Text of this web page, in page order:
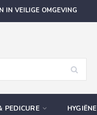
IN VEILIGE OMGEVING
PEDICURE HYGIËNE